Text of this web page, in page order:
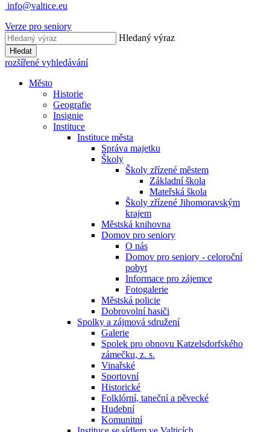
info@valtice.eu
Verze pro seniory
Hledaný výraz
Hledat
rozšířené vyhledávání
Město
Historie
Geografie
Insignie
Instituce
Instituce města
Správa majetku
Školy
Školy zřízené městem
Základní škola
Mateřská škola
Školy zřízené Jihomoravským
krajem
Městská knihovna
Domov pro seniory
O nás
Domov pro seniory - celoroční
pobyt
Informace pro zájemce
Fotogalerie
Městská policie
Dobrovolní hasiči
Spolky a zájmová sdružení
Galerie
Spolek pro obnovu Katzelsdorfského
zámečku, z. s.
Vinařské
Sportovní
Historické
Folklórní, taneční a pěvecké
Hudební
Komunitní